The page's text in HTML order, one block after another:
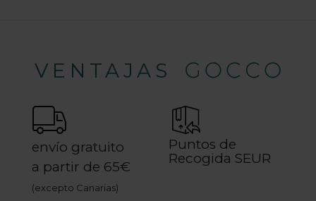
VENTAJAS
envío gratuito
a partir de 65€
(excepto Canarias)
Puntos de
Recogida SEUR